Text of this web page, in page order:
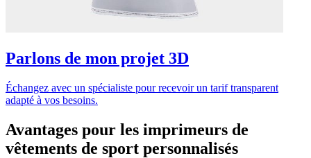
Parlons de mon projet 3D
Échangez avec un spécialiste pour recevoir un tarif transparent
adapté à vos besoins.
Avantages pour les imprimeurs de
vêtements de sport personnalisés